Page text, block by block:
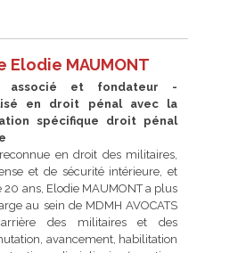
Elodie MAUMONT
associé et fondateur -
en droit pénal avec la
spécifique droit pénal
en droit des militaires,
et de sécurité intérieure, et
ans, Elodie MAUMONT a plus
au sein de MDMH AVOCATS
des militaires et des
avancement, habilitation